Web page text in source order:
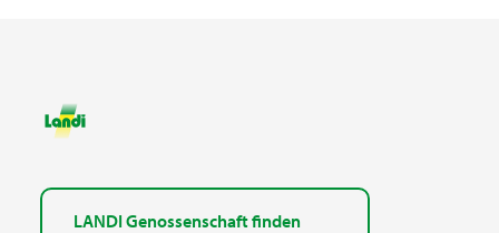
LANDI Genossenschaft finden